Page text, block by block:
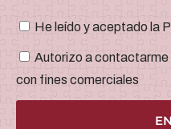
He leído y aceptado la
Autorizo a contactarme
con fines comerciales